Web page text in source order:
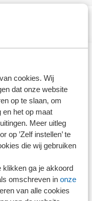
cookies. Wij
dat onze website
op te slaan, om
en het op maat
Meer uitleg
op ’Zelf instellen’ te
die wij gebruiken
klikken ga je akkoord
omschreven in onze
van alle cookies